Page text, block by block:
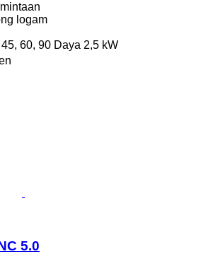
logam
45, 60, 90 Daya 2,5 kW
5.0